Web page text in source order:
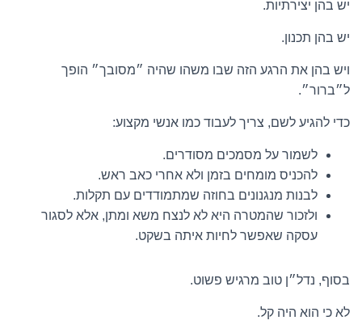
יש בהן יצירתיות.
יש בהן תכנון.
ויש בהן את הרגע הזה שבו משהו שהיה ״מסובך״ הופך
ל״ברור״.
כדי להגיע לשם, צריך לעבוד כמו אנשי מקצוע:
לשמור על מסמכים מסודרים.
להכניס מומחים בזמן ולא אחרי כאב ראש.
לבנות מנגנונים בחוזה שמתמודדים עם תקלות.
ולזכור שהמטרה היא לא לנצח משא ומתן, אלא לסגור
עסקה שאפשר לחיות איתה בשקט.
בסוף, נדל״ן טוב מרגיש פשוט.
לא כי הוא היה קל.